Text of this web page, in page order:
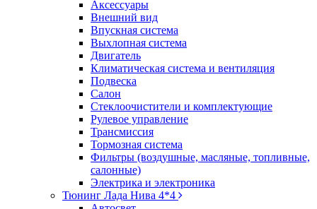
Аксессуары
Внешний вид
Впускная система
Выхлопная система
Двигатель
Климатическая система и вентиляция
Подвеска
Салон
Стеклоочистители и комплектующие
Рулевое управление
Трансмиссия
Тормозная система
Фильтры (воздушные, масляные, топливные,
салонные)
Электрика и электроника
Тюнинг Лада Нива 4*4